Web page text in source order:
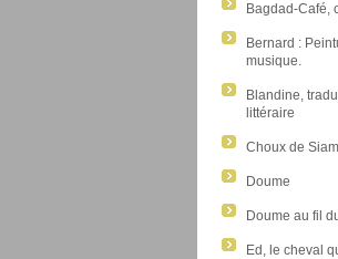
Bagdad-Café,
Bernard :
musique.
Blandine,
littéraire
Choux de Siam
Doume
Doume au fil
Ed, le cheval